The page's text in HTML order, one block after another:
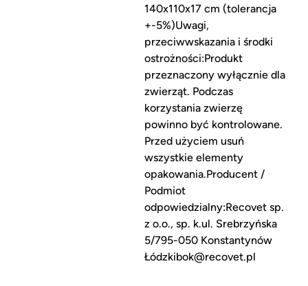
140x110x17 cm (tolerancja
+-5%)Uwagi,
przeciwwskazania i środki
ostrożności:Produkt
przeznaczony wyłącznie dla
zwierząt. Podczas
korzystania zwierzę
powinno być kontrolowane.
Przed użyciem usuń
wszystkie elementy
opakowania.Producent /
Podmiot
odpowiedzialny:Recovet sp.
z o.o., sp. k.ul. Srebrzyńska
5/795-050 Konstantynów
Łódzkibok@recovet.pl